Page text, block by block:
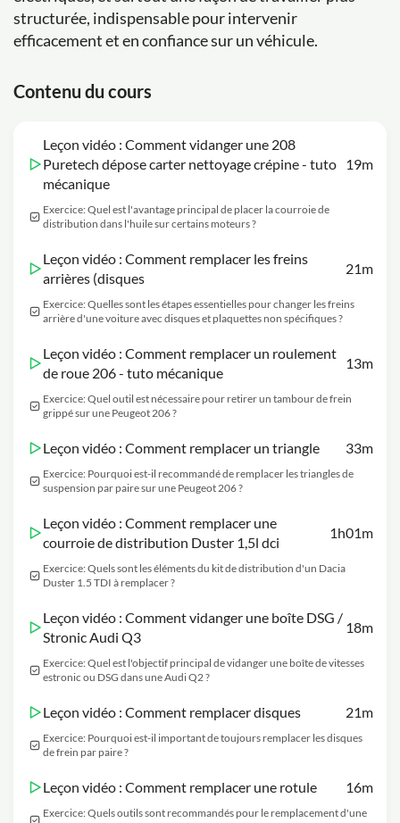
structurée, indispensable pour intervenir
efficacement et en confiance sur un véhicule.
Contenu du cours
Leçon vidéo : Comment vidanger une 208
Puretech dépose carter nettoyage crépine - tuto
mécanique
19m
Exercice: Quel est l'avantage principal de placer la courroie de
distribution dans l'huile sur certains moteurs ?
Leçon vidéo : Comment remplacer les freins
arrières (disques
21m
Exercice: Quelles sont les étapes essentielles pour changer les freins
arrière d'une voiture avec disques et plaquettes non spécifiques ?
Leçon vidéo : Comment remplacer un roulement
de roue 206 - tuto mécanique
13m
Exercice: Quel outil est nécessaire pour retirer un tambour de frein
grippé sur une Peugeot 206 ?
Leçon vidéo : Comment remplacer un triangle 33m
Exercice: Pourquoi est-il recommandé de remplacer les triangles de
suspension par paire sur une Peugeot 206 ?
Leçon vidéo : Comment remplacer une
courroie de distribution Duster 1,5l dci
1h01m
Exercice: Quels sont les éléments du kit de distribution d'un Dacia
Duster 1.5 TDI à remplacer ?
Leçon vidéo : Comment vidanger une boîte DSG /
Stronic Audi Q3
18m
Exercice: Quel est l'objectif principal de vidanger une boîte de vitesses
estronic ou DSG dans une Audi Q2 ?
Leçon vidéo : Comment remplacer disques 21m
Exercice: Pourquoi est-il important de toujours remplacer les disques
de frein par paire ?
Leçon vidéo : Comment remplacer une rotule 16m
Exercice: Quels outils sont recommandés pour le remplacement d'une